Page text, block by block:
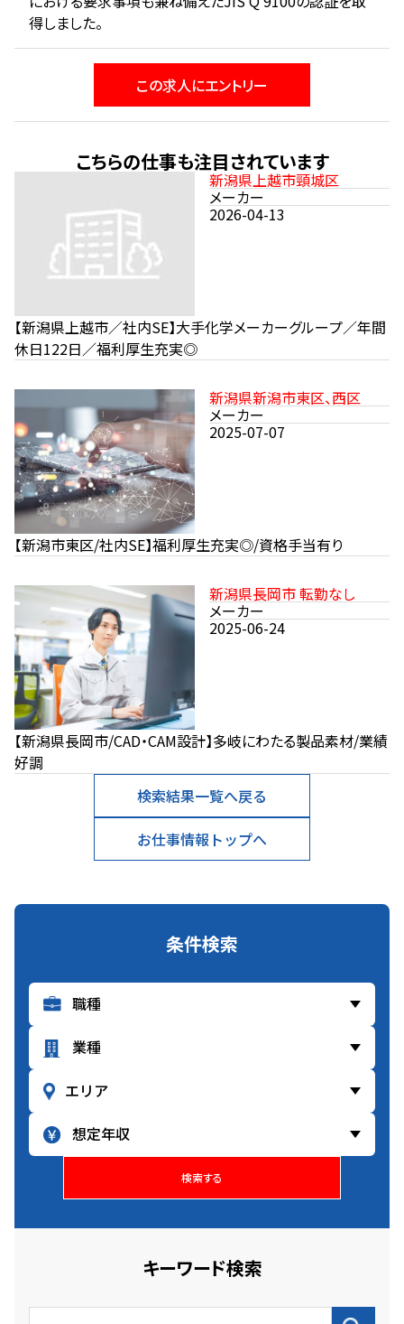
条件検索
検索する
キーワード検索
得しました。
この求人にエントリー
こちらの仕事も注目されています
新潟県上越市頸城区
メーカー
2026-04-13
【新潟県上越市／社内SE】大手化学メーカーグループ／年間
休日122日／福利厚生充実◎
新潟県新潟市東区、西区
メーカー
2025-07-07
【新潟市東区/社内SE】福利厚生充実◎/資格手当有り
新潟県長岡市 転勤なし
メーカー
2025-06-24
【新潟県長岡市/CAD・CAM設計】多岐にわたる製品素材/業績
好調
検索結果一覧へ戻る
お仕事情報トップへ